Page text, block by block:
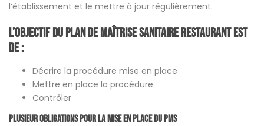
l’établissement et le mettre à jour régulièrement.
L’objectif du Plan de Maîtrise Sanitaire restaurant est
de :
Décrire la procédure mise en place
Mettre en place la procédure
Contrôler
Plusieur obligations pour la mise en place du PMS